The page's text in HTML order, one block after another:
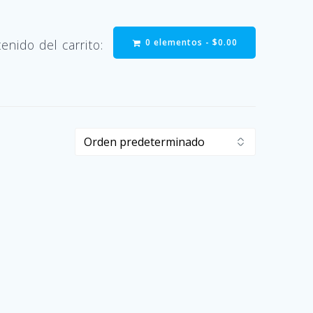
del carrito: 0 elementos - $0.00